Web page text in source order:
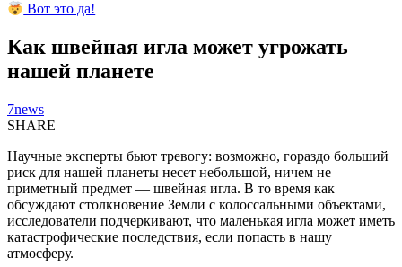
Вот это да!
Как швейная игла может угрожать
нашей планете
7news
SHARE
Научные эксперты бьют тревогу: возможно, гораздо больший
риск для нашей планеты несет небольшой, ничем не
приметный предмет — швейная игла. В то время как
обсуждают столкновение Земли с колоссальными объектами,
исследователи подчеркивают, что маленькая игла может иметь
катастрофические последствия, если попасть в нашу
атмосферу.